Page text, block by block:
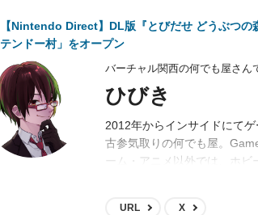
【Nintendo Direct】DL版『とびだせ どうぶつ
テンドー村」をオープン
バーチャル関西の何でも屋さん
ひびき
2012年からインサイドにて
古参気取りの何でも屋。
ーム・アニメ以外では、ホ
URL X